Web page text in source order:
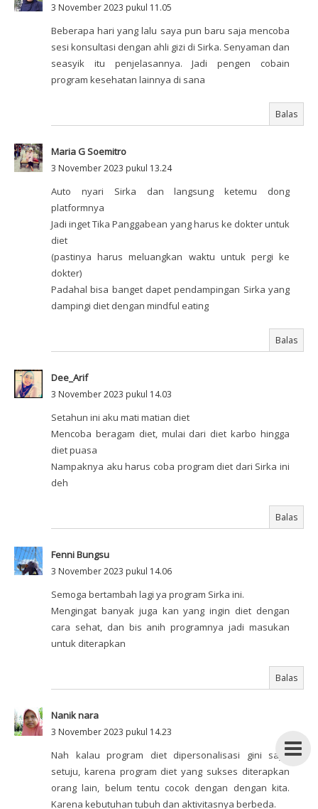
3 November 2023 pukul 11.05
Beberapa hari yang lalu saya pun baru saja mencoba
sesi konsultasi dengan ahli gizi di Sirka. Senyaman dan
seasyik itu penjelasannya. Jadi pengen cobain
program kesehatan lainnya di sana
Balas
Maria G Soemitro
3 November 2023 pukul 13.24
Auto nyari Sirka dan langsung ketemu dong
platformnya
Jadi inget Tika Panggabean yang harus ke dokter untuk
diet
(pastinya harus meluangkan waktu untuk pergi ke
dokter)
Padahal bisa banget dapet pendampingan Sirka yang
dampingi diet dengan mindful eating
Balas
Dee_Arif
3 November 2023 pukul 14.03
Setahun ini aku mati matian diet
Mencoba beragam diet, mulai dari diet karbo hingga
diet puasa
Nampaknya aku harus coba program diet dari Sirka ini
deh
Balas
Fenni Bungsu
3 November 2023 pukul 14.06
Semoga bertambah lagi ya program Sirka ini.
Mengingat banyak juga kan yang ingin diet dengan
cara sehat, dan bis anih programnya jadi masukan
untuk diterapkan
Balas
Nanik nara
3 November 2023 pukul 14.23
Nah kalau program diet dipersonalisasi gini saya
setuju, karena program diet yang sukses diterapkan
orang lain, belum tentu cocok dengan dengan kita.
Karena kebutuhan tubuh dan aktivitasnya berbeda.